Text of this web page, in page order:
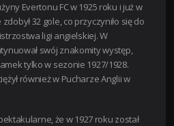
Evertonu FC w 1925 roku i już w
32 gole, co przyczyniło się do
ligi angielskiej. W
swój znakomity występ,
tylko w sezonie 1927/1928.
również w Pucharze Anglii w
że w 1927 roku został